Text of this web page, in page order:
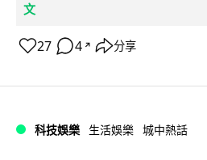
文
27 4 ↗ 分享
科技娛樂 生活娛樂 城中熱話